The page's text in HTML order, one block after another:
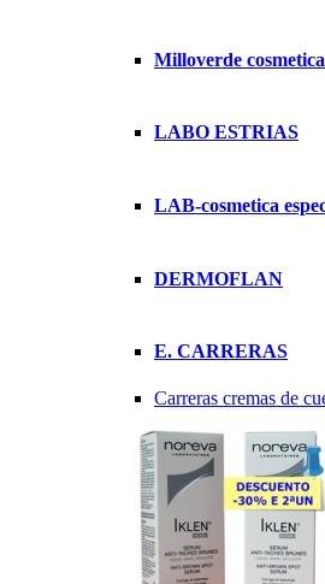
Milloverde
LABO ESTRIAS
LAB-cosmetica
DERMOFLAN
E. CARRERAS
Carreras cremas de